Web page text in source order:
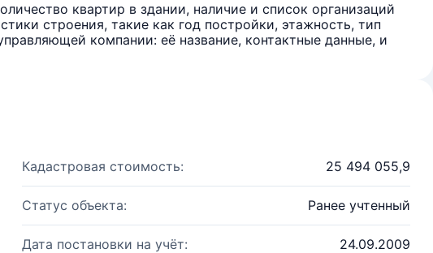
квартир в здании, наличие и список организаций
строения, такие как год постройки, этажность, тип
компании: её название, контактные данные, и
Кадастровая стоимость: 25 494 055,9
Статус объекта: Ранее учтенный
Дата постановки на учёт: 24.09.2009